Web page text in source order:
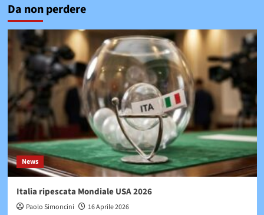
Da non perdere
News
Italia ripescata Mondiale USA 2026
Paolo Simoncini 16 Aprile 2026